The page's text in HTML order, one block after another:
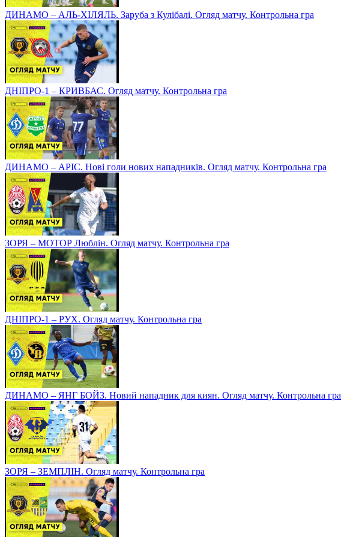
ДИНАМО – АЛЬ-ХІЛЯЛЬ. Заруба з Кулібалі. Огляд матчу. Контрольна гра
ДНІПРО-1 – КРИВБАС. Огляд матчу. Контрольна гра
ДИНАМО – АРІС. Нові голи нових нападників. Огляд матчу. Контрольна гра
ЗОРЯ – МОТОР Люблін. Огляд матчу. Контрольна гра
ДНІПРО-1 – РУХ. Огляд матчу. Контрольна гра
ДИНАМО – ЯНГ БОЙЗ. Новий нападник для киян. Огляд матчу. Контрольна гра
ЗОРЯ – ЗЕМПЛІН. Огляд матчу. Контрольна гра